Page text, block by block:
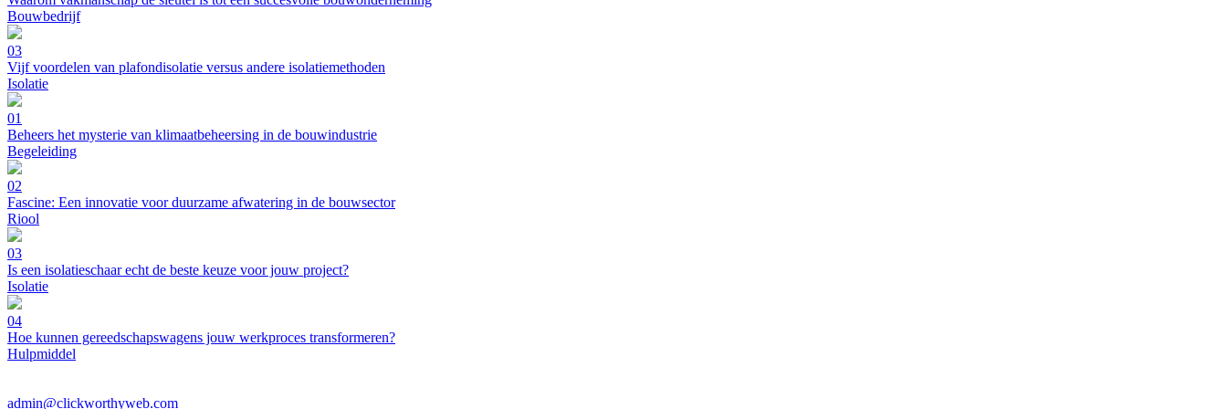
Bouwbedrijf
03
Vijf voordelen van plafondisolatie versus andere isolatiemethoden
Isolatie
01
Beheers het mysterie van klimaatbeheersing in de bouwindustrie
Begeleiding
02
Fascine: Een innovatie voor duurzame afwatering in de bouwsector
Riool
03
Is een isolatieschaar echt de beste keuze voor jouw project?
Isolatie
04
Hoe kunnen gereedschapswagens jouw werkproces transformeren?
Hulpmiddel
admin@clickworthyweb.com